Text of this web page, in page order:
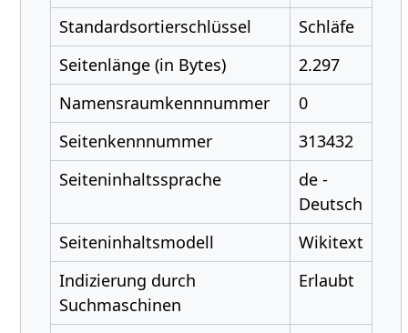
Standardsortierschlüssel
Schläfe
Seitenlänge (in Bytes)
2.297
Namensraumkennnummer
0
Seitenkennnummer
313432
Seiteninhaltssprache
de -
Deutsch
Seiteninhaltsmodell
Wikitext
Indizierung durch
Suchmaschinen
Erlaubt